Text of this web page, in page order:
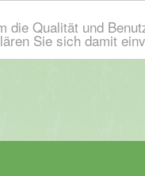
die Qualität und
Sie sich damit